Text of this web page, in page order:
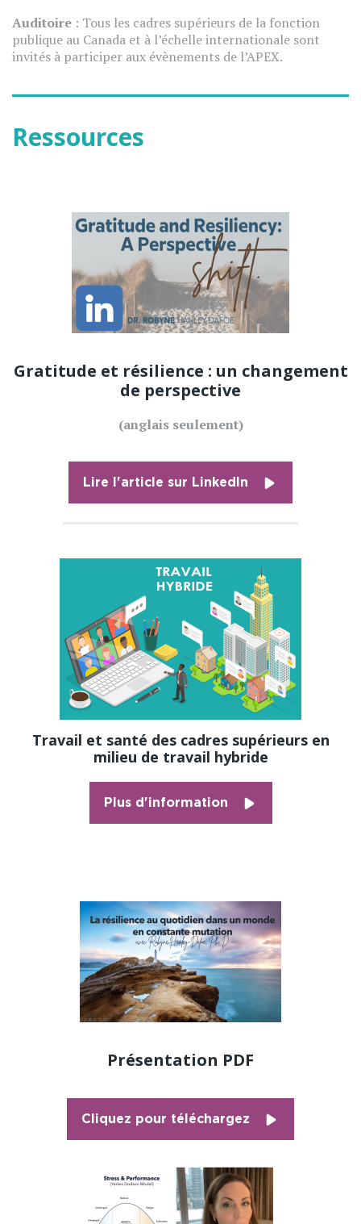
Auditoire : Tous les cadres supérieurs de la fonction
publique au Canada et à l’échelle internationale sont
invités à participer aux évènements de l’APEX.
Ressources
Gratitude et résilience : un changement
de perspective
(anglais seulement)
Lire l'article sur LinkedIn
Travail et santé des cadres supérieurs en
milieu de travail hybride
Plus d'information
Présentation PDF
Cliquez pour téléchargez